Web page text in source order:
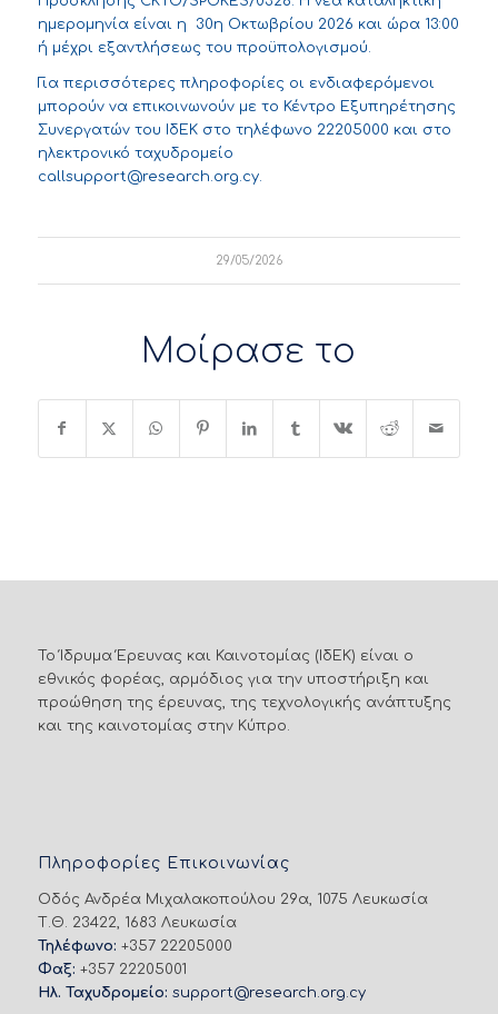
ημερομηνία είναι η 30η Οκτωβρίου 2026 και ώρα 13:00
ή μέχρι εξαντλήσεως του προϋπολογισμού.
Για περισσότερες πληροφορίες οι ενδιαφερόμενοι
μπορούν να επικοινωνούν με το Κέντρο Εξυπηρέτησης
Συνεργατών του ΙδΕΚ στο τηλέφωνο 22205000 και στο
ηλεκτρονικό ταχυδρομείο
callsupport@research.org.cy.
29/05/2026
Μοίρασε το
Το Ίδρυμα Έρευνας και Καινοτομίας (ΙδΕΚ) είναι ο
εθνικός φορέας, αρμόδιος για την υποστήριξη και
προώθηση της έρευνας, της τεχνολογικής ανάπτυξης
και της καινοτομίας στην Κύπρο.
Πληροφορίες Επικοινωνίας
Οδός Ανδρέα Μιχαλακοπούλου 29α, 1075 Λευκωσία
Τ.Θ. 23422, 1683 Λευκωσία
Τηλέφωνο: +357 22205000
Φαξ: +357 22205001
Ηλ. Ταχυδρομείο: support@research.org.cy